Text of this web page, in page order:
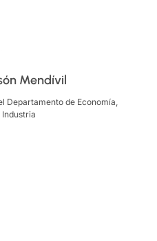
Mendívil
Departamento de Economía,
Industria